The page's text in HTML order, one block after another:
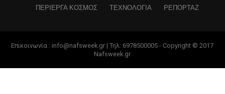
ΠΕΡΙΕΡΓΑ ΚΟΣΜΟΣ
ΤΕΧΝΟΛΟΓΙΑ ΡΕΠΟΡΤΑΖ
Επικοινωνία : info@nafsweek.gr | Τηλ: 6978500005 - Copyright © 2017
Nafsweek.gr